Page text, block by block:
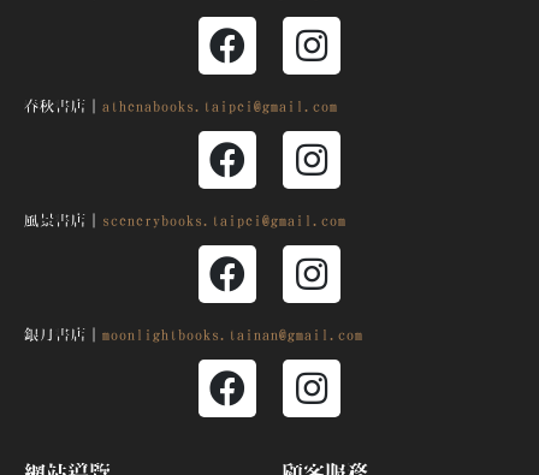
春秋書店｜ athenabooks.taipei@gmail.com
風景書店｜ scenerybooks.taipei@gmail.com
銀月 書店｜ moonlightbooks.tainan@gmail.com